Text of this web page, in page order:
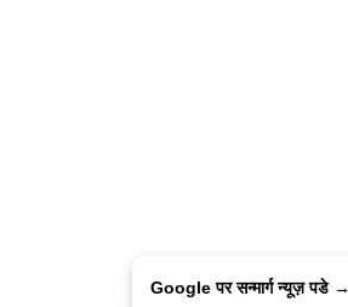
Google पर सन्मार्ग न्यूज़ पडे →